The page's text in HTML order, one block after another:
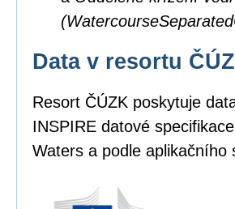
Data v resortu
Resort ČÚZK poskytuje
INSPIRE datové
Waters a podle